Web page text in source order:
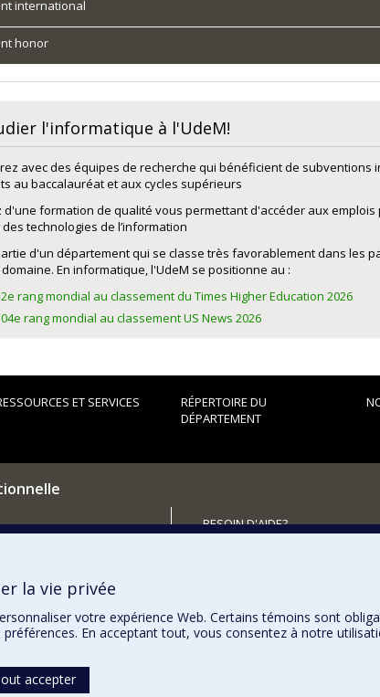
international
honor
l'informatique à l'UdeM!
avec des équipes de recherche qui bénéficient de
au baccalauréat et aux cycles supérieurs
d'une formation de qualité vous permettant d'accéder aux
technologies de l’information
d'un département qui se classe très favorablement dans les
En informatique, l'UdeM se positionne au :
rang mondial au classement du Times Higher Education 2026
rang mondial au classement US News 2026
ET SERVICES
RÉPERTOIRE DU
DÉPARTEMENT
BESOIN D'AIDE?
la vie privée
votre expérience Web. Certains témoins sont
En acceptant tout, vous consentez à notre
accepter